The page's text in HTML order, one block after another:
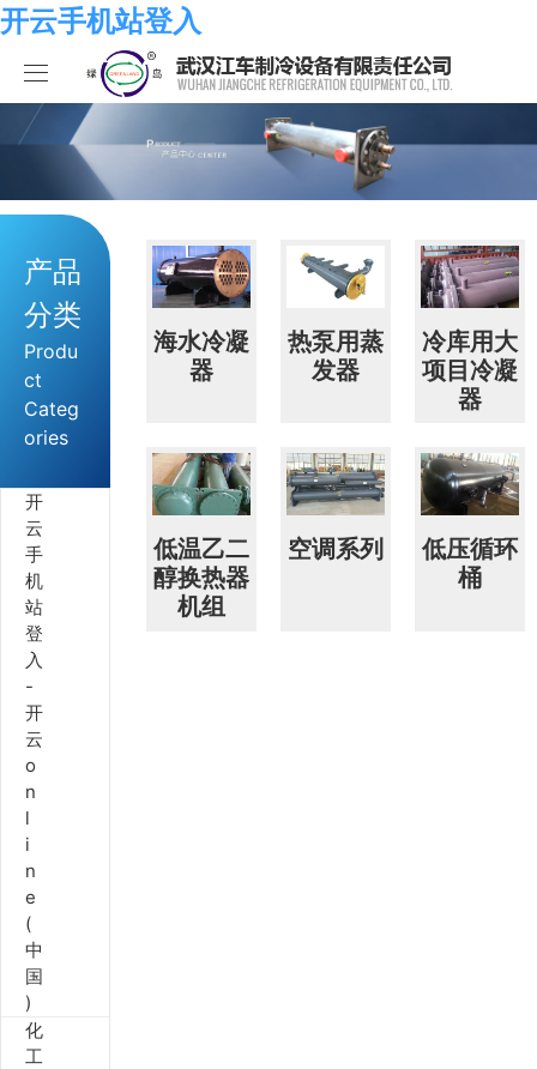
开云手机站登入
开云手机站登入
产品中心
化工系列
空调系列
热泵系列
食品系列
其他定制系列
关于我们
开云手机站登入
荣誉资质
组织结构
样本手册
开云手机站登入
开云手机站登入
业绩考核
员工发展
开云手机站登入-开云online(中国)
在线留言
产品
分类
Produ
ct
Categ
ories
开
云
手
机
站
登
入
-
开
云
o
n
l
i
n
e
(
中
国
)
化
工
海水冷凝
器
热泵用蒸
发器
冷库用大
项目冷凝
器
低温乙二
醇换热器
机组
空调系列
低压循环
桶